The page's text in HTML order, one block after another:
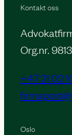
Kontakt oss
Org.nr.
+47 21 02
Oslo